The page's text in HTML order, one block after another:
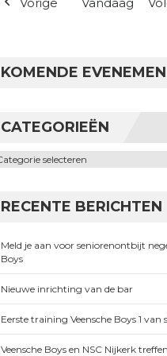
KOMENDE
CATEGORIEËN
RECENTE BERICHTEN
Meld je aan voor seniorenontbijt
Boys
Nieuwe inrichting van de bar
Eerste training Veensche Boys 1 van
Veensche Boys en NSC Nijkerk